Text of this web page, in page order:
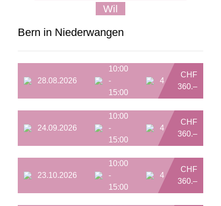
Wil
Bern in Niederwangen
28.08.2026
10:00
-
15:00
4
CHF
360.–
24.09.2026
10:00
-
15:00
4
CHF
360.–
23.10.2026
10:00
-
15:00
4
CHF
360.–